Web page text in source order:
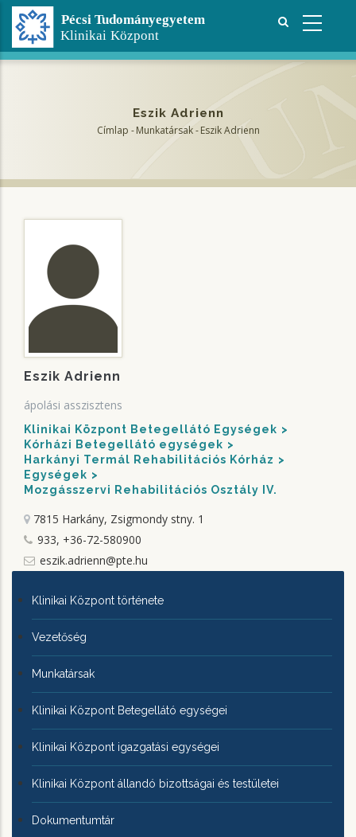
Ugrás
tartalomra
Eszik Adrienn
Címlap - Munkatársak - Eszik Adrienn
Eszik Adrienn
ápolási asszisztens
Klinikai Központ Betegellátó Egységek
Kórházi Betegellátó egységek
Harkányi Termál Rehabilitációs Kórház
Egységek
Mozgásszervi Rehabilitációs Osztály IV.
7815 Harkány, Zsigmondy stny. 1
933, +36-72-580900
eszik.adrienn@pte.hu
KLINIKAI
KÖZPONTRÓL
Klinikai Központ története
Vezetőség
Munkatársak
Klinikai Központ Betegellátó egységei
Klinikai Központ igazgatási egységei
Klinikai Központ állandó bizottságai és testületei
Dokumentumtár